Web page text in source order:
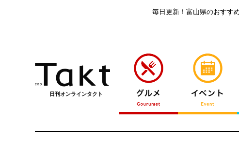
毎日更新！富山県のおすす
日刊オンラインタクト